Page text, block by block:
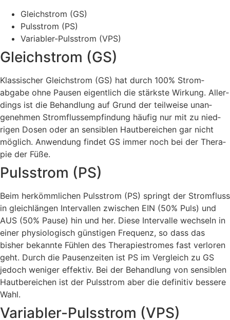
Gleich­strom (GS)
Puls­strom (PS)
Variabler-Puls­strom (VPS)
Gleich­strom (GS)
Klassischer Gleich­strom (GS) hat durch 100% Strom­
abgabe ohne Pausen eigentlich die stärkste Wirkung. Aller­
dings ist die Behand­lung auf Grund der teilweise unan­
genehmen Strom­fluss­empfindung häufig nur mit zu nied­
rigen Dosen oder an sensiblen Haut­bereichen gar nicht
möglich. An­wendung findet GS immer noch bei der Thera­
pie der Füße.
Puls­strom (PS)
Beim her­kömm­lichen Puls­strom (PS) springt der Strom­fluss
in gleich­längen Inter­vallen zwischen EIN (50% Puls) und
AUS (50% Pause) hin und her. Diese Inter­valle wechseln in
einer physio­logisch günstigen Frequenz, so dass das
bisher be­kannte Fühlen des Thera­pie­stromes fast verloren
geht. Durch die Pausen­zeiten ist PS im Vergleich zu GS
jedoch weniger effektiv. Bei der Behand­lung von sensiblen
Haut­bereichen ist der Puls­strom aber die definitiv bessere
Wahl.
Variabler-Puls­strom (VPS)